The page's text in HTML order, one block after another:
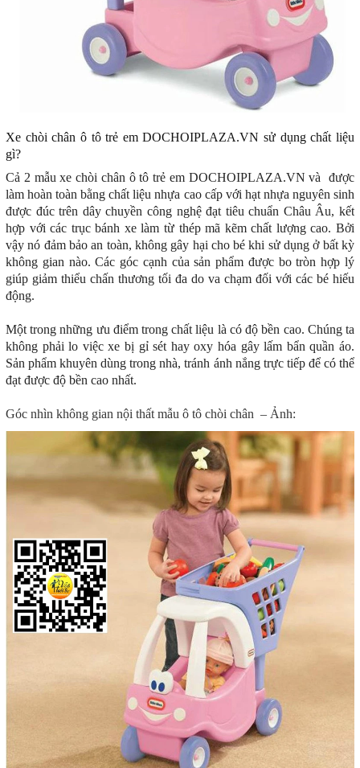
Xe chòi chân ô tô trẻ em DOCHOIPLAZA.VN sử dụng chất liệu
gì?
Cả 2 mẫu xe chòi chân ô tô trẻ em DOCHOIPLAZA.VN và được
làm hoàn toàn bằng chất liệu nhựa cao cấp với hạt nhựa nguyên sinh
được đúc trên dây chuyền công nghệ đạt tiêu chuẩn Châu Âu, kết
hợp với các trục bánh xe làm từ thép mã kẽm chất lượng cao. Bởi
vậy nó đảm bảo an toàn, không gây hại cho bé khi sử dụng ở bất kỳ
không gian nào. Các góc cạnh của sản phẩm được bo tròn hợp lý
giúp giảm thiểu chấn thương tối đa do va chạm đối với các bé hiếu
động.
Một trong những ưu điểm trong chất liệu là có độ bền cao. Chúng ta
không phải lo việc xe bị gỉ sét hay oxy hóa gây lấm bẩn quần áo.
Sản phẩm khuyên dùng trong nhà, tránh ánh nắng trực tiếp để có thể
đạt được độ bền cao nhất.
Góc nhìn không gian nội thất mẫu ô tô chòi chân – Ảnh: